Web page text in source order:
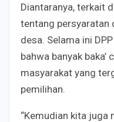
Diantaranya, terkait
tentang persyaratan
desa. Selama ini
bahwa banyak
masyarakat yang
pemilihan.
“Kemudian kita juga